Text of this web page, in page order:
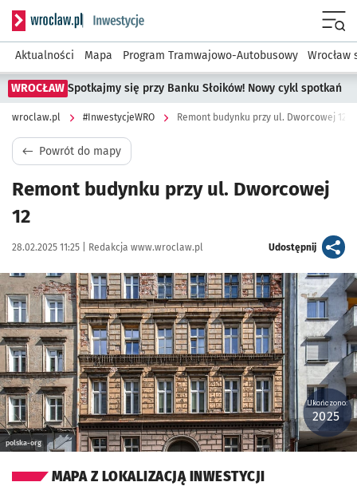
Serwis informacyjny wroclaw.pl podserwis:
Aktualności Mapa Program Tramwajowo-Autobusowy Wrocław
WROCŁAW Spotkajmy się przy Banku Słoików! Nowy cykl spotkań
wroclaw.pl #InwestycjeWRO Remont budynku przy ul. Dworcowej 12
Powrót do mapy
Remont budynku przy ul. Dworcowej
12
Data publikacji:
28.02.2025 11:25 | Autor:
Redakcja www.wroclaw.pl Udostępnijartykuł
Kliknij, aby powiększyć
polska-org
Ukończono:
2025
MAPA Z LOKALIZACJĄ INWESTYCJI